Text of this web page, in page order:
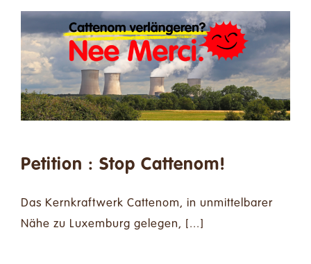
Petition : Stop Cattenom!
Das Kernkraftwerk Cattenom, in unmittelbarer
Nähe zu Luxemburg gelegen, [...]